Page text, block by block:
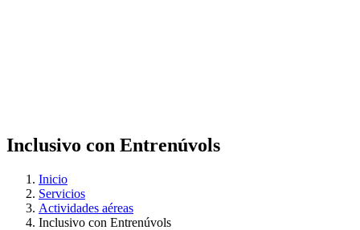
Inclusivo con Entrenúvols
Inicio
Servicios
Actividades aéreas
Inclusivo con Entrenúvols